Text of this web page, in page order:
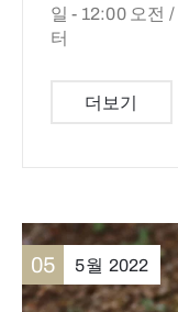
일 - 12:00 오전 /
터
더보기
05 5월 2022